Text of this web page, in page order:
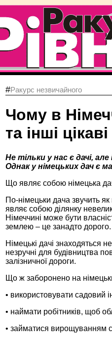
#Ракурс незвичайного
Чому в
та інші
Не тільки у нас є дачі,
Однак у німецьких дач є
Що являє собою німецька
По-німецьки дача звучить
являє собою ділянку
Німеччині може бути
землею – це занадто дорого.
Німецькі дачі знаходяться
незручні для будівництва
залізничної дороги.
Що ж заборонено на
• використовувати садовий
• наймати робітників, щоб
• займатися вирощуванням